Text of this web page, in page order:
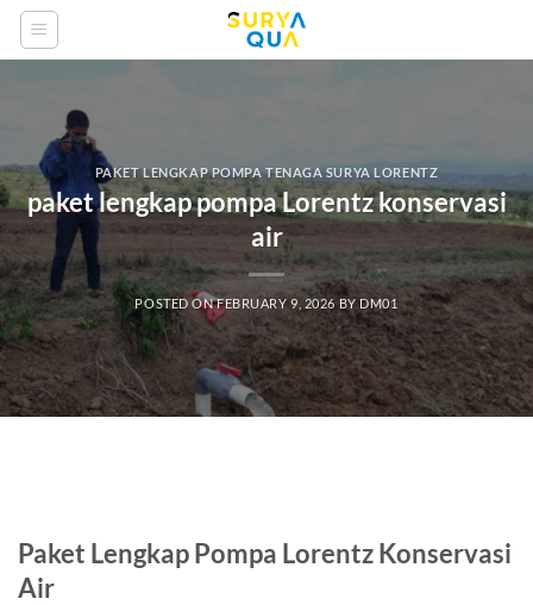
Skip
PAKET LENGKAP POMPA TENAGA SURYA LORENTZ
paket lengkap pompa Lorentz konservasi
air
POSTED ONFEBRUARY 9, 2026 BY DM01
Paket Lengkap Pompa Lorentz Konservasi
Air